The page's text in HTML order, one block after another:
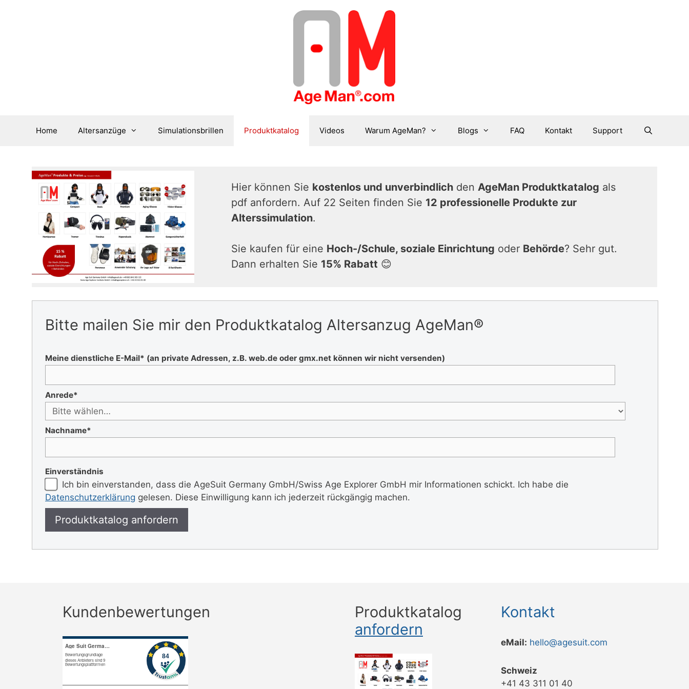
Home Altersanzüge Simulationsbrillen Produktkatalog Videos Warum AgeMan? Blogs FAQ Kontakt Support
Hier können Sie kostenlos und unverbindlich denAgeMan Produktkatalog als
pdf anfordern. Auf 22 Seiten finden Sie 12 professionelle Produkte zur
Alterssimulation.
Sie kaufen für eine Hoch-/Schule, soziale Einrichtung oder Behörde? Sehr gut.
Dann erhalten Sie 15% Rabatt 😊
Bitte mailen Sie mir den Produktkatalog Altersanzug AgeMan®
Meine dienstliche E-Mail* (an private Adressen, z.B. web.de oder gmx.net können wir nicht versenden)
Anrede*
Nachname*
Einverständnis
Ich bin einverstanden, dass die AgeSuit Germany GmbH/Swiss Age Explorer GmbH mir Informationen schickt. Ich habe die
Datenschutzerklärung gelesen. Diese Einwilligung kann ich jederzeit rückgängig machen.
Kundenbewertungen
Produktkatalog
anfordern
Kontakt
eMail: hello@agesuit.com
Schweiz
+41 43 311 01 40